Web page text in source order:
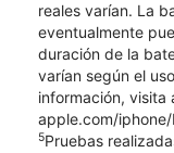
reales varían. La
eventualmente
duración de la
varían según el
información,
apple.com/
5Pruebas